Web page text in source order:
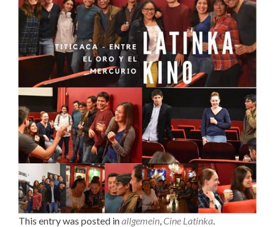
This entry was posted inallgemein, Cine Latinka.